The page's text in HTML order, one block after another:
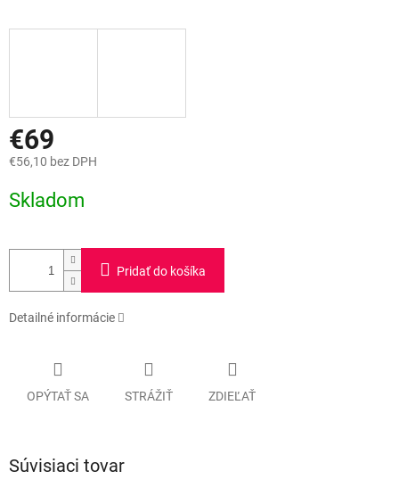
€69
€56,10 bez DPH
cena:
Skladom
Pridať do košíka
Detailné informácie
OPÝTAŤ SA STRÁŽIŤ ZDIEĽAŤ
Súvisiaci tovar